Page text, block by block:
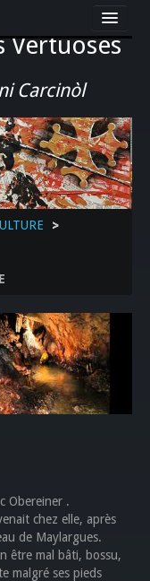
Vertuoses
Carcinòl
LOCAUX
>
Obereiner .
chez elle, après
de Maylargues.
être mal bâti, bossu,
malgré ses pieds